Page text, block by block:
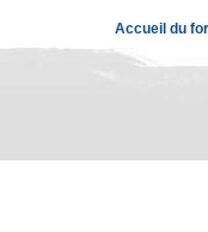
Accueil du